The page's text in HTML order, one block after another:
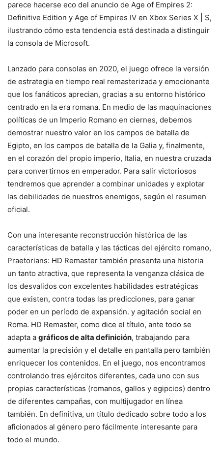
parece hacerse eco del anuncio de Age of Empires 2:
Definitive Edition y Age of Empires IV en Xbox Series X | S,
ilustrando cómo esta tendencia está destinada a distinguir
la consola de Microsoft.
Lanzado para consolas en 2020, el juego ofrece la versión
de estrategia en tiempo real remasterizada y emocionante
que los fanáticos aprecian, gracias a su entorno histórico
centrado en la era romana. En medio de las maquinaciones
políticas de un Imperio Romano en ciernes, debemos
demostrar nuestro valor en los campos de batalla de
Egipto, en los campos de batalla de la Galia y, finalmente,
en el corazón del propio imperio, Italia, en nuestra cruzada
para convertirnos en emperador. Para salir victoriosos
tendremos que aprender a combinar unidades y explotar
las debilidades de nuestros enemigos, según el resumen
oficial.
Con una interesante reconstrucción histórica de las
características de batalla y las tácticas del ejército romano,
Praetorians: HD Remaster también presenta una historia
un tanto atractiva, que representa la venganza clásica de
los desvalidos con excelentes habilidades estratégicas
que existen, contra todas las predicciones, para ganar
poder en un período de expansión. y agitación social en
Roma. HD Remaster, como dice el título, ante todo se
adapta a gráficos de alta definición, trabajando para
aumentar la precisión y el detalle en pantalla pero también
enriquecer los contenidos. En el juego, nos encontramos
controlando tres ejércitos diferentes, cada uno con sus
propias características (romanos, gallos y egipcios) dentro
de diferentes campañas, con multijugador en línea
también. En definitiva, un título dedicado sobre todo a los
aficionados al género pero fácilmente interesante para
todo el mundo.